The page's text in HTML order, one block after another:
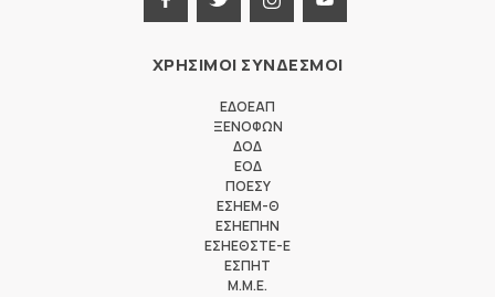
ΧΡΗΣΙΜΟΙ ΣΥΝΔΕΣΜΟΙ
ΕΔΟΕΑΠ
ΞΕΝΟΦΩΝ
ΔΟΔ
ΕΟΔ
ΠΟΕΣΥ
ΕΣΗΕΜ-Θ
ΕΣΗΕΠΗΝ
ΕΣΗΕΘΣΤΕ-Ε
ΕΣΠΗΤ
M.M.E.